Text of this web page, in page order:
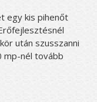
egy kis pihenőt
után szusszanni
mp-nél tovább